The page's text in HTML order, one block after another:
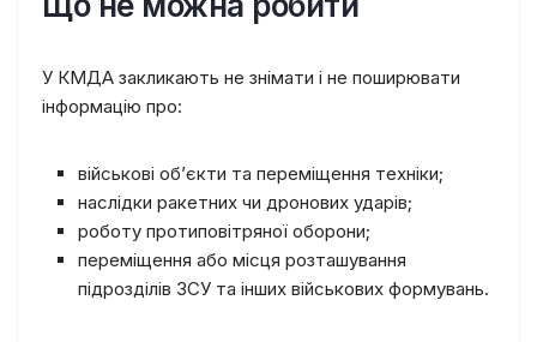
У КМДА закликають не знімати і не поширювати
інформацію про:
військові об’єкти та переміщення техніки;
наслідки ракетних чи дронових ударів;
роботу протиповітряної оборони;
переміщення або місця розташування
підрозділів ЗСУ та інших військових формувань.